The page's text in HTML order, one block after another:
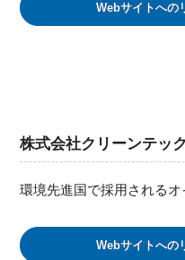
Webサイトへの
株式会社クリーンテッ
環境先進国で採用される
Webサイトへの